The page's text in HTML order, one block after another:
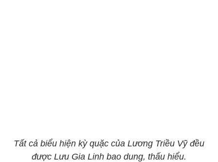
Tất cả biểu hiện kỳ quặc của Lương Triều Vỹ đều
được Lưu Gia Linh bao dung, thấu hiểu.